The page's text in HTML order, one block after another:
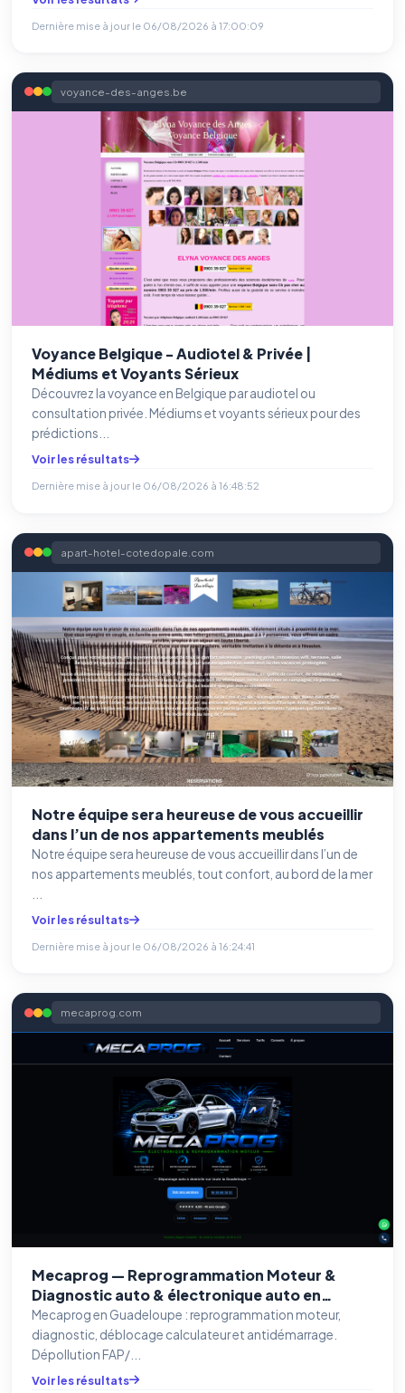
Dernière mise à jour le 06/08/2026 à 17:00:09
voyance-des-anges.be
Voyance Belgique - Audiotel & Privée |
Médiums et Voyants Sérieux
Découvrez la voyance en Belgique par audiotel ou
consultation privée. Médiums et voyants sérieux pour des
prédictions...
Voir les résultats
Dernière mise à jour le 06/08/2026 à 16:48:52
apart-hotel-cotedopale.com
Notre équipe sera heureuse de vous accueillir
dans l’un de nos appartements meublés
Notre équipe sera heureuse de vous accueillir dans l’un de
nos appartements meublés, tout confort, au bord de la mer
Voir les résultats
Dernière mise à jour le 06/08/2026 à 16:24:41
mecaprog.com
Mecaprog — Reprogrammation Moteur &
Diagnostic auto & électronique auto en
Guadeloupe
Mecaprog en Guadeloupe : reprogrammation moteur,
diagnostic, déblocage calculateur et antidémarrage.
Dépollution FAP/...
Voir les résultats